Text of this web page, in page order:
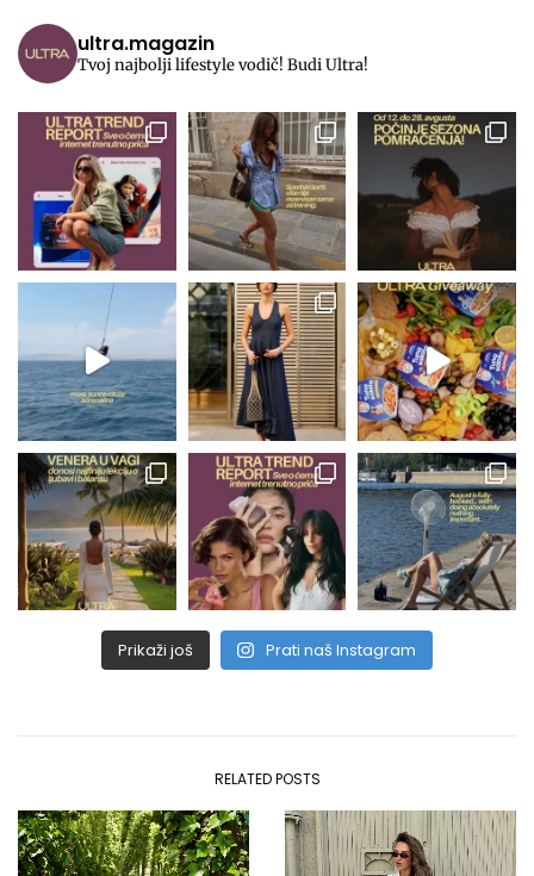
ultra.magazin
Tvoj najbolji lifestyle vodič! Budi Ultra!
Prikaži još Prati naš Instagram
RELATED POSTS